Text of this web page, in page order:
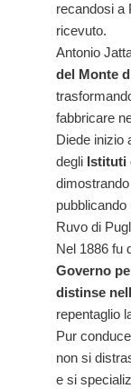
recandosi a
ricevuto.
Antonio
del Monte
fabbricare
Diede inizio
degli Istituti
pubblicando
Ruvo di
Nel 1886 fu
Governo
distinse
repentaglio
Pur
non si
e si